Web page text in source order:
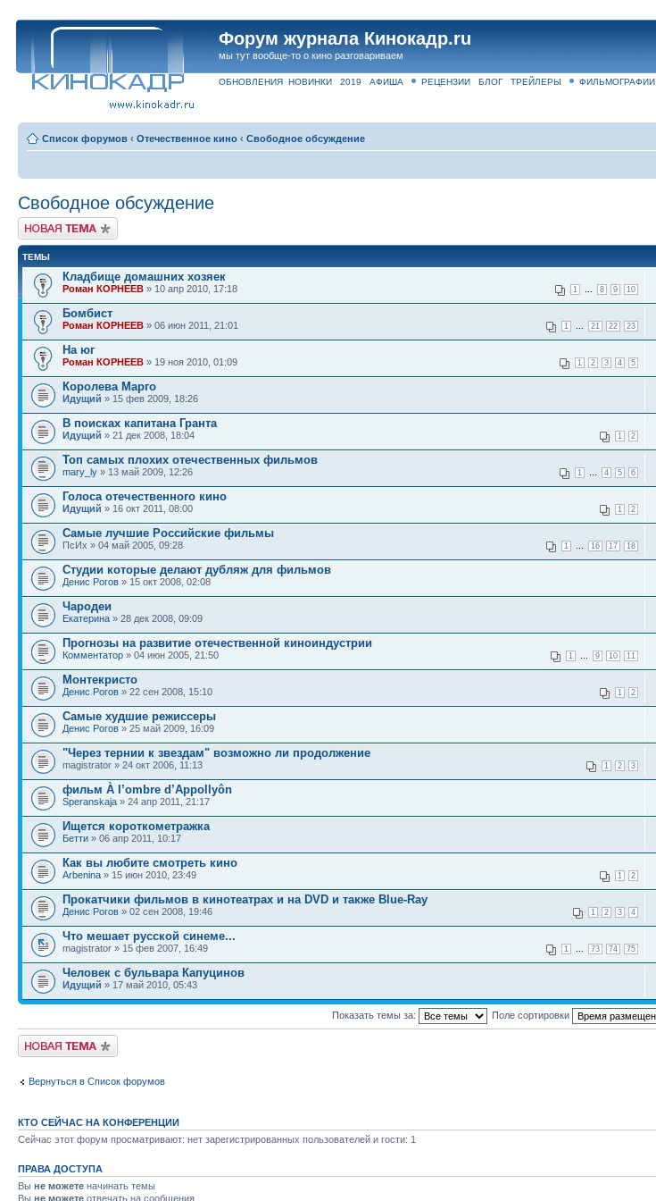
Форум журнала Кинокадр.ru
мы тут вообще-то о кино разговариваем
ОБНОВЛЕНИЯ НОВИНКИ 2019 АФИША РЕЦЕНЗИИ БЛОГ ТРЕЙЛЕРЫ ФИЛЬМОГРАФИИ
Список форумов ‹ Отечественное кино ‹ Свободное обсуждение
Свободное обсуждение
Новая тема
ТЕМЫ
Кладбище домашних хозяек
1 8 9 10
Роман КОРНЕЕВ » 10 апр 2010, 17:18
Бомбист
1 21 22 23
Роман КОРНЕЕВ » 06 июн 2011, 21:01
На юг
1 2 3 4 5
Роман КОРНЕЕВ » 19 ноя 2010, 01:09
Королева Марго
Идущий » 15 фев 2009, 18:26
В поисках капитана Гранта
1 2
Идущий » 21 дек 2008, 18:04
Топ самых плохих отечественных фильмов
1 4 5 6
mary_ly » 13 май 2009, 12:26
Голоса отечественного кино
1 2
Идущий » 16 окт 2011, 08:00
Самые лучшие Российские фильмы
1 16 17 18
ПсИх » 04 май 2005, 09:28
Студии которые делают дубляж для фильмов
Денис Рогов » 15 окт 2008, 02:08
Чародеи
Екатерина » 28 дек 2008, 09:09
Прогнозы на развитие отечественной киноиндустрии
1 9 10 11
Комментатор » 04 июн 2005, 21:50
Монтекристо
1 2
Денис Рогов » 22 сен 2008, 15:10
Самые худшие режиссеры
Денис Рогов » 25 май 2009, 16:09
"Через тернии к звездам" возможно ли продолжение
1 2 3
magistrator » 24 окт 2006, 11:13
фильм À l’ombre d’Appollyôn
Speranskaja » 24 апр 2011, 21:17
Ищется короткометражка
Бетти » 06 апр 2011, 10:17
Как вы любите смотреть кино
1 2
Arbenina » 15 июн 2010, 23:49
Прокатчики фильмов в кинотеатрах и на DVD и также Blue-Ray
1 2 3 4
Денис Рогов » 02 сен 2008, 19:46
Что мешает русской синеме...
1 73 74 75
magistrator » 15 фев 2007, 16:49
Человек с бульвара Капуцинов
Идущий » 17 май 2010, 05:43
Показать темы за: Поле сортировки
Новая тема
Вернуться в Список форумов
КТО СЕЙЧАС НА КОНФЕРЕНЦИИ
Сейчас этот форум просматривают: нет зарегистрированных пользователей и гости: 1
ПРАВА ДОСТУПА
Вы не можете начинать темы
Вы не можете отвечать на сообщения